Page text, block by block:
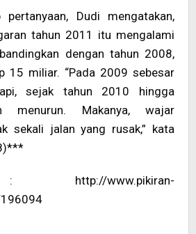
pertanyaan, Dudi mengatakan,
tahun 2011 itu mengalami
dengan tahun 2008,
15 miliar. “Pada 2009 sebesar
sejak tahun 2010 hingga
menurun. Makanya, wajar
sekali jalan yang rusak,” kata
www.pikiran-